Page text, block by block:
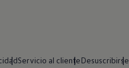
Servicio al clienteDesuscribirse